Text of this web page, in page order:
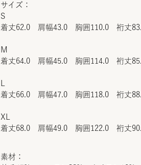
サイズ：
S
着丈62.0 肩幅43.0 胸囲110.0 裄丈
M
着丈64.0 肩幅45.0 胸囲114.0 裄丈
着丈66.0 肩幅47.0 胸囲118.0 裄丈
XL
着丈68.0 肩幅49.0 胸囲122.0 裄丈
素材：